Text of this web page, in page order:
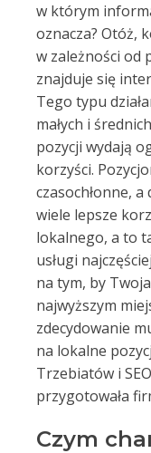
w którym
oznacza? Otóż,
w zależności od
znajduje się
Tego typu
małych i
pozycji wydają
korzyści.
czasochłonne,
wiele lepsze
lokalnego, a to
usługi
na tym, by
najwyższym
zdecydowanie
na lokalne
Trzebiatów i
przygotowała
Czym